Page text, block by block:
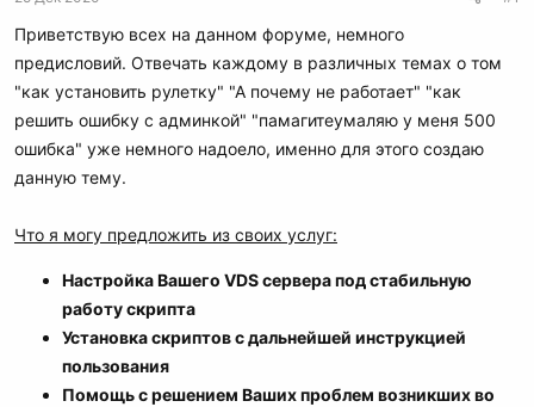
Приветствую всех на данном форуме, немного
предисловий. Отвечать каждому в различных темах о том
"как установить рулетку" "А почему не работает" "как
решить ошибку с админкой" "памагитеумаляю у меня 500
ошибка" уже немного надоело, именно для этого создаю
данную тему.
Что я могу предложить из своих услуг:
Настройка Вашего VDS сервера под стабильную
работу скрипта
Установка скриптов с дальнейшей инструкцией
пользования
Помощь с решением Ваших проблем возникших во